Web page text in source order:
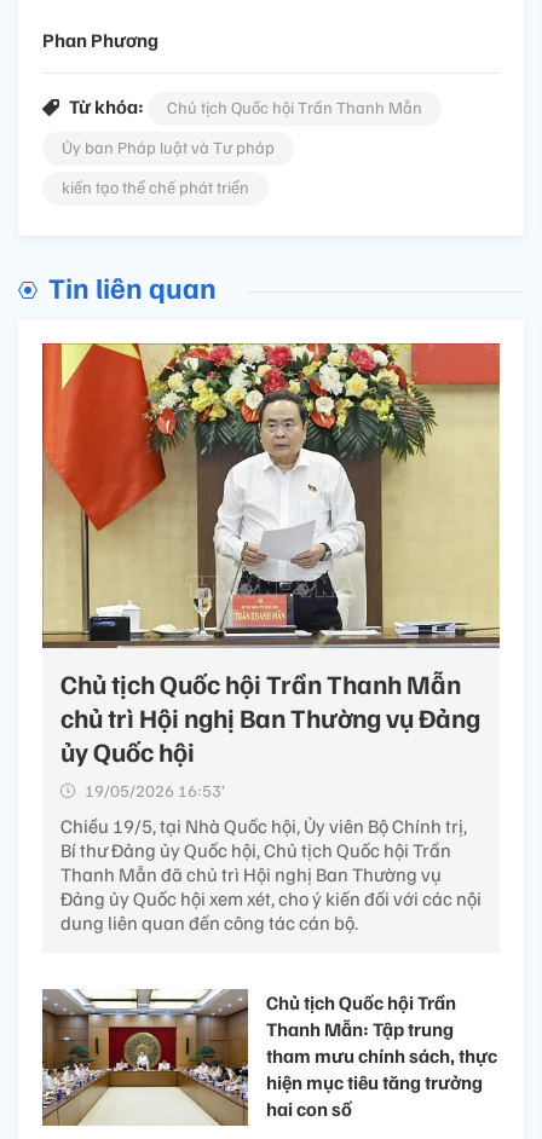
Phan Phương
Từ khóa:
Chủ tịch Quốc hội Trần Thanh Mẫn
Ủy ban Pháp luật và Tư pháp
kiến tạo thể chế phát triển
Tin liên quan
Chủ tịch Quốc hội Trần Thanh Mẫn
chủ trì Hội nghị Ban Thường vụ Đảng
ủy Quốc hội
19/05/2026 16:53’
Chiều 19/5, tại Nhà Quốc hội, Ủy viên Bộ Chính trị,
Bí thư Đảng ủy Quốc hội, Chủ tịch Quốc hội Trần
Thanh Mẫn đã chủ trì Hội nghị Ban Thường vụ
Đảng ủy Quốc hội xem xét, cho ý kiến đối với các nội
dung liên quan đến công tác cán bộ.
Chủ tịch Quốc hội Trần
Thanh Mẫn: Tập trung
tham mưu chính sách, thực
hiện mục tiêu tăng trưởng
hai con số